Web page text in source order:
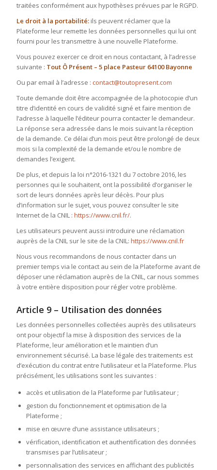
traitées conformément aux hypothèses prévues par le RGPD.
Le droit à la portabilité:ils peuvent réclamer que la
Plateforme leur remette les données personnelles qui lui ont
fourni pour les transmettre à une nouvelle Plateforme.
Vous pouvez exercer ce droit en nous contactant, à l’adresse
suivante : Tout Ô Présent – 5 place Pasteur 64100 Bayonne
Ou par email à l’adresse : contact@toutopresent.com
Toute demande doit être accompagnée de la photocopie d’un
titre d’identité en cours de validité signé et faire mention de
l’adresse à laquelle l’éditeur pourra contacter le demandeur.
La réponse sera adressée dans le mois suivant la réception
de la demande. Ce délai d’un mois peut être prolongé de deux
mois si la complexité de la demande et/ou le nombre de
demandes l’exigent.
De plus, et depuis la loi n°2016-1321 du 7 octobre 2016, les
personnes qui le souhaitent, ont la possibilité d’organiser le
sort de leurs données après leur décès. Pour plus
d’information sur le sujet, vous pouvez consulter le site
Internet de la CNIL : https://www.cnil.fr/.
Les utilisateurs peuvent aussi introduire une réclamation
auprès de la CNIL sur le site de la CNIL: https://www.cnil.fr
Nous vous recommandons de nous contacter dans un
premier temps via le contact au sein de la Plateforme avant de
déposer une réclamation auprès de la CNIL, car nous sommes
à votre entière disposition pour régler votre problème.
Article 9 – Utilisation des données
Les données personnelles collectées auprès des utilisateurs
ont pour objectif la mise à disposition des services de la
Plateforme, leur amélioration et le maintien d’un
environnement sécurisé. La base légale des traitements est
d’exécution du contrat entre l’utilisateur et la Plateforme. Plus
précisément, les utilisations sont les suivantes :
accès et utilisation de la Plateforme par l’utilisateur ;
gestion du fonctionnement et optimisation de la
Plateforme ;
mise en œuvre d’une assistance utilisateurs ;
vérification, identification et authentification des données
transmises par l’utilisateur ;
personnalisation des services en affichant des publicités